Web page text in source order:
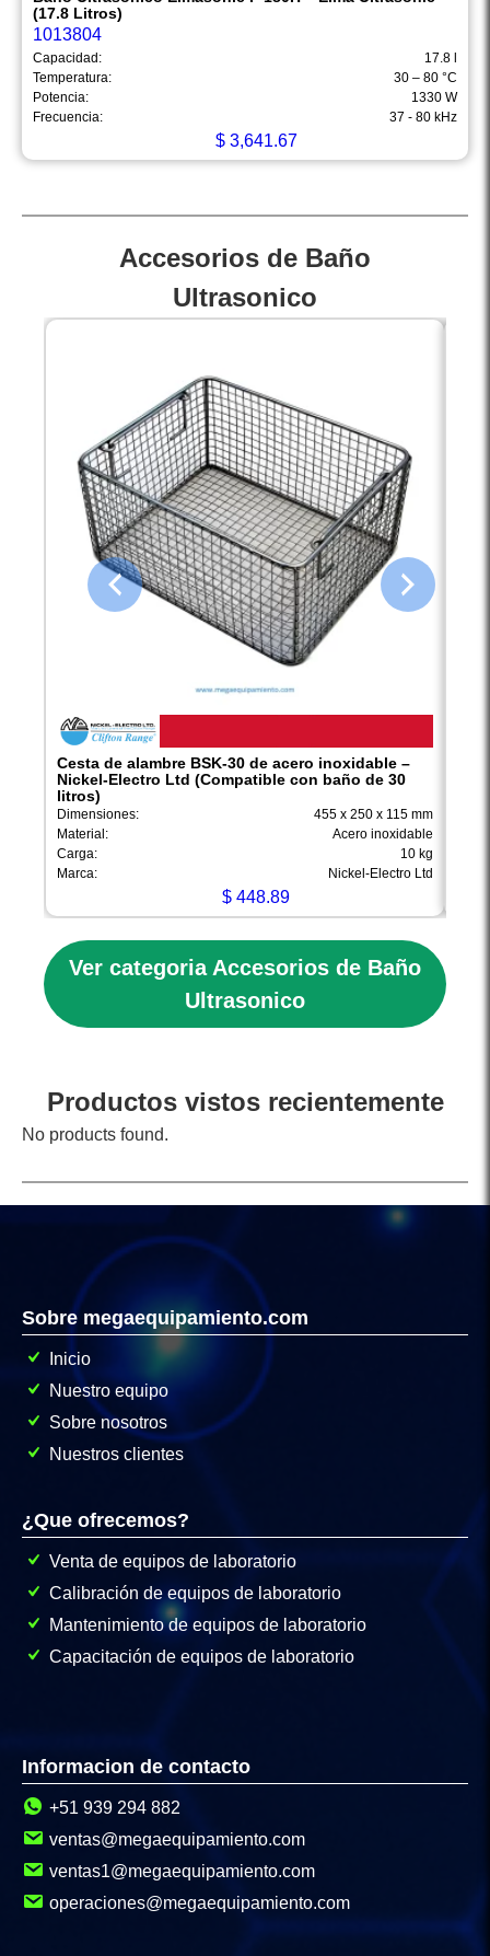
(17.8 Litros)
1013804
Capacidad:
17.8 l
Temperatura:
30 – 80 °C
Potencia:
1330 W
Frecuencia:
37 - 80 kHz
$3,641.67
Accesorios de Baño
Ultrasonico
Cesta de alambre BSK-30 de acero inoxidable –
Nickel-Electro Ltd (Compatible con baño de 30
litros)
Dimensiones:
455 x 250 x 115 mm
Material:
Acero inoxidable
Carga:
10 kg
Marca:
Nickel-Electro Ltd
$ 448.89
Ver categoria Accesorios de Baño
Ultrasonico
Productos vistos recientemente
No products found.
Sobre megaequipamiento.com
Inicio
Nuestro equipo
Sobre nosotros
Nuestros clientes
¿Que ofrecemos?
Venta de equipos de laboratorio
Calibración de equipos de laboratorio
Mantenimiento de equipos de laboratorio
Capacitación de equipos de laboratorio
Informacion de contacto
+51 939 294 882
ventas@megaequipamiento.com
ventas1@megaequipamiento.com
operaciones@megaequipamiento.com